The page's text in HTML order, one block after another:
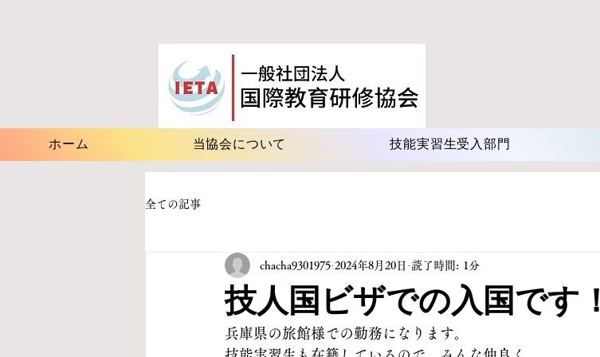
ホーム 当協会について 技能実習生受入部門
全ての記事
技人国ビザでの入国です！
chacha9301975 2024年8月20日 読了時間: 1分
兵庫県の旅館様での勤務になります。